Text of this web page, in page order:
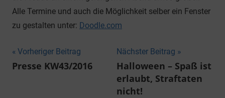
Alle Termine und auch die Möglichkeit selber ein Fenster
zu gestalten unter: Doodle.com
Beitragsnavigation
Vorheriger Beitrag
Presse KW43/2016
Nächster Beitrag
Halloween – Spaß ist
erlaubt, Straftaten
nicht!